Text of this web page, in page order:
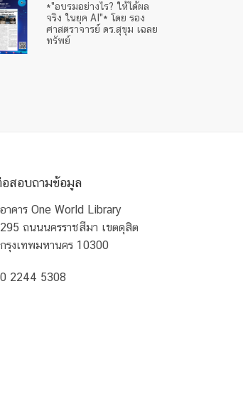
*"อบรมอย่างไร? ให้ได้ผล
จริง ในยุค AI"* โดย รอง
ศาสตราจารย์ ดร.สุขุม เฉลย
ทรัพย์
สอบถามข้อมูล
อาคาร One World Library
295 ถนนนครราชสีมา เขตดุสิต
กรุงเทพมหานคร 10300
0 2244 5308